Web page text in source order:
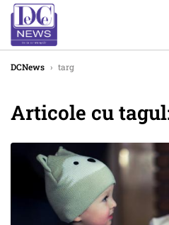
DCNews › targ
Articole cu